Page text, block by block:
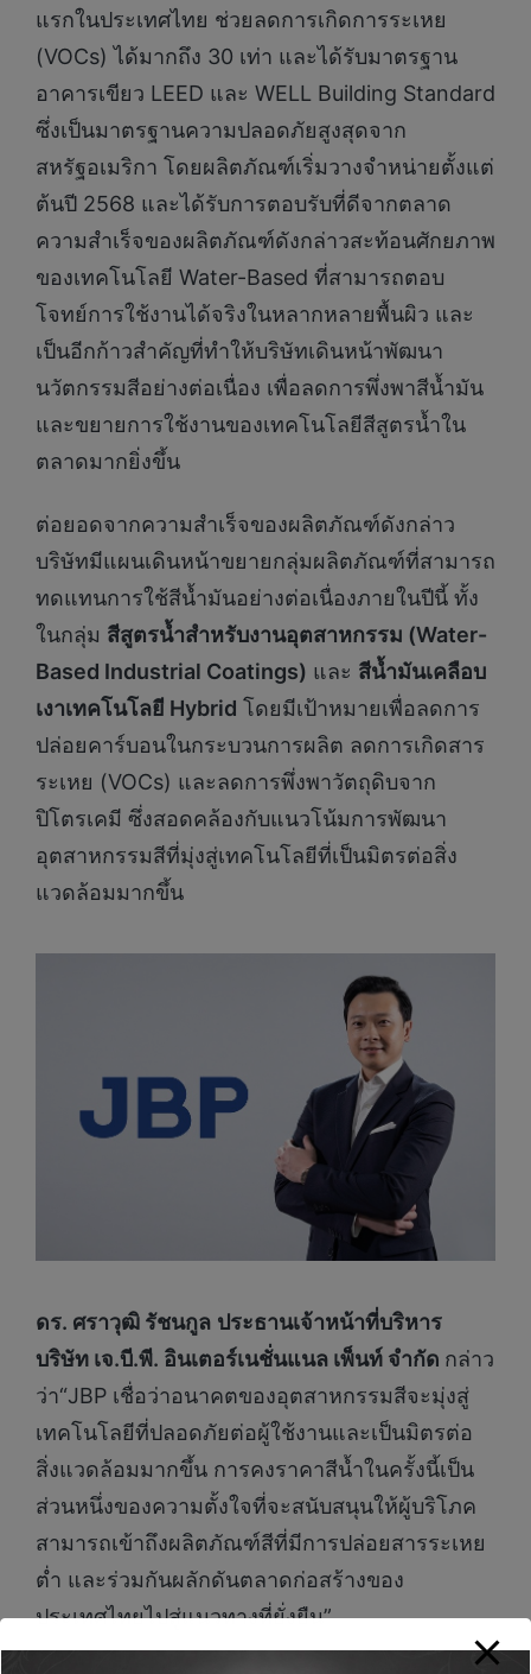
แรกในประเทศไทย ช่วยลดการเกิดการระเหย
(VOCs) ได้มากถึง 30 เท่า และได้รับมาตรฐาน
อาคารเขียว LEED และ WELL Building Standard
ซึ่งเป็นมาตรฐานความปลอดภัยสูงสุดจาก
สหรัฐอเมริกา โดยผลิตภัณฑ์เริ่มวางจำหน่ายตั้งแต่
ต้นปี 2568 และได้รับการตอบรับที่ดีจากตลาด
ความสำเร็จของผลิตภัณฑ์ดังกล่าวสะท้อนศักยภาพ
ของเทคโนโลยี Water-Based ที่สามารถตอบ
โจทย์การใช้งานได้จริงในหลากหลายพื้นผิว และ
เป็นอีกก้าวสำคัญที่ทำให้บริษัทเดินหน้าพัฒนา
นวัตกรรมสีอย่างต่อเนื่อง เพื่อลดการพึ่งพาสีน้ำมัน
และขยายการใช้งานของเทคโนโลยีสีสูตรน้ำใน
ตลาดมากยิ่งขึ้น
ต่อยอดจากความสำเร็จของผลิตภัณฑ์ดังกล่าว
บริษัทมีแผนเดินหน้าขยายกลุ่มผลิตภัณฑ์ที่สามารถ
ทดแทนการใช้สีน้ำมันอย่างต่อเนื่องภายในปีนี้ ทั้ง
ในกลุ่ม สีสูตรน้ำสำหรับงานอุตสาหกรรม (Water-
Based Industrial Coatings) และ สีน้ำมันเคลือบ
เงาเทคโนโลยี Hybrid โดยมีเป้าหมายเพื่อลดการ
ปล่อยคาร์บอนในกระบวนการผลิต ลดการเกิดสาร
ระเหย (VOCs) และลดการพึ่งพาวัตถุดิบจาก
ปิโตรเคมี ซึ่งสอดคล้องกับแนวโน้มการพัฒนา
อุตสาหกรรมสีที่มุ่งสู่เทคโนโลยีที่เป็นมิตรต่อสิ่ง
แวดล้อมมากขึ้น
ดร. ศราวุฒิ รัชนกูล ประธานเจ้าหน้าที่บริหาร
บริษัท เจ.บี.พี. อินเตอร์เนชั่นแนล เพ็นท์ จำกัด กล่าว
ว่า“JBP เชื่อว่าอนาคตของอุตสาหกรรมสีจะมุ่งสู่
เทคโนโลยีที่ปลอดภัยต่อผู้ใช้งานและเป็นมิตรต่อ
สิ่งแวดล้อมมากขึ้น การคงราคาสีน้ำในครั้งนี้เป็น
ส่วนหนึ่งของความตั้งใจที่จะสนับสนุนให้ผู้บริโภค
สามารถเข้าถึงผลิตภัณฑ์สีที่มีการปล่อยสารระเหย
ต่ำ และร่วมกันผลักดันตลาดก่อสร้างของ
ประเทศไทยไปสู่แนวทางที่ยั่งยืน”